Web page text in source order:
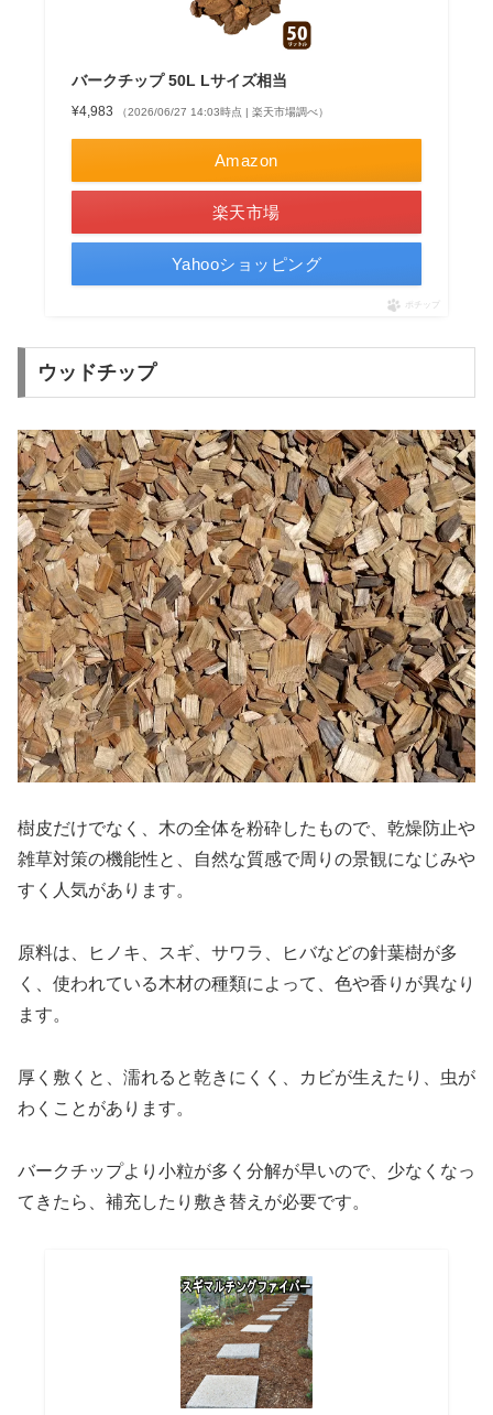
バークチップ 50L Lサイズ相当
¥4,983 （2026/06/27 14:03時点 | 楽天市場調べ）
Amazon
楽天市場
Yahooショッピング
ポチップ
ウッドチップ
樹皮だけでなく、木の全体を粉砕したもので、乾燥防止や
雑草対策の機能性と、自然な質感で周りの景観になじみや
すく人気があります。
原料は、ヒノキ、スギ、サワラ、ヒバなどの針葉樹が多
く、使われている木材の種類によって、色や香りが異なり
ます。
厚く敷くと、濡れると乾きにくく、カビが生えたり、虫が
わくことがあります。
バークチップより小粒が多く分解が早いので、少なくなっ
てきたら、補充したり敷き替えが必要です。